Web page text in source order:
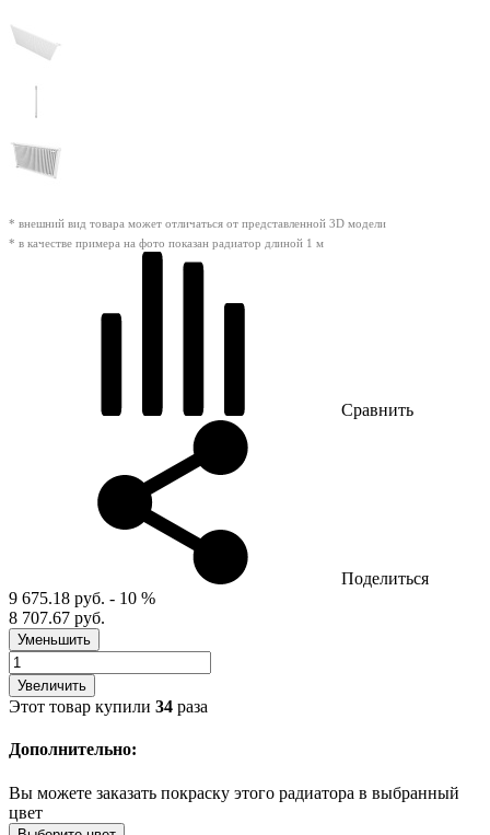
* внешний вид товара может отличаться от представленной 3D модели
* в качестве примера на фото показан радиатор длиной 1 м
Сравнить
Поделиться
9 675.18 руб. - 10 %
8 707.67 руб.
Уменьшить
Увеличить
Этот товар купили 34 раза
Дополнительно:
Вы можете заказать покраску этого радиатора в выбранный
цвет